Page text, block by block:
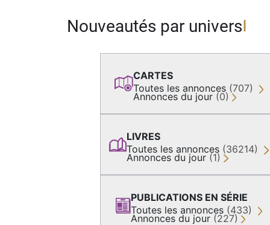
Nouveautés par univers
CARTES
Toutes les annonces (707)
Annonces du jour (0)
LIVRES
Toutes les annonces (36214)
Annonces du jour (1)
PUBLICATIONS EN SÉRIE
Toutes les annonces (433)
Annonces du jour (227)